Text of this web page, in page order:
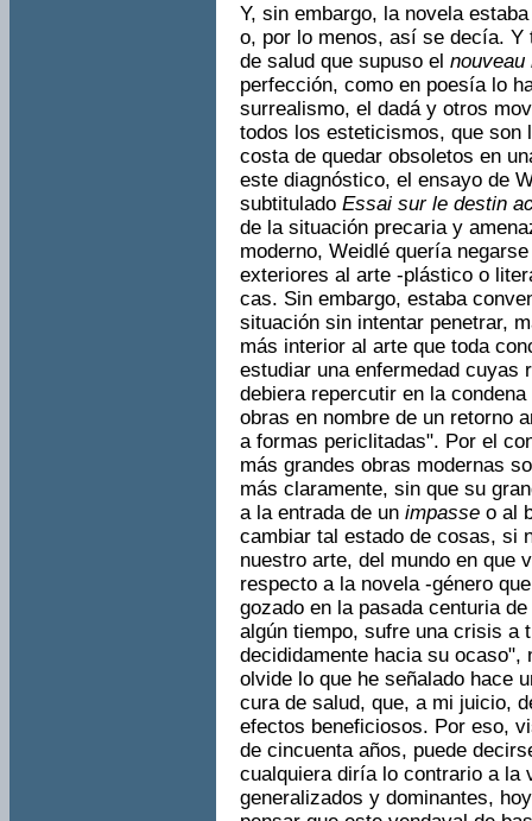
Y, sin embargo, la novela
o, por lo menos, así se decía.
de salud que supuso el
perfección, como en poesía lo
surrealismo, el dadá y otros
todos los es­teticismos, que son
costa de quedar obsoletos en
este diagnóstico, el ensayo de
subtitulado Essai sur le destin
de la situación precaria y
moderno, Weidlé quería
exteriores al arte -plástico o
cas. Sin embargo, estaba
situación sin intentar penetrar,
más interior al arte que toda
estudiar una enfermedad cuyas
debiera repercutir en la
obras en nombre de un retorno
a formas periclitadas". Por el
más grandes obras moder­nas
más claramente, sin que su
a la entrada de un impasse o al
cambiar tal estado de cosas, si
nuestro arte, del mundo en que
respecto a la novela -género
gozado en la pasada centuria
algún tiempo, sufre una crisis a
decididamente hacia su ocaso",
olvide lo que he señalado hace
cura de salud, que, a mi juicio,
efectos beneficiosos. Por eso,
de cincuenta años, puede
cualquiera diría lo contrario a la
generalizados y dominantes,